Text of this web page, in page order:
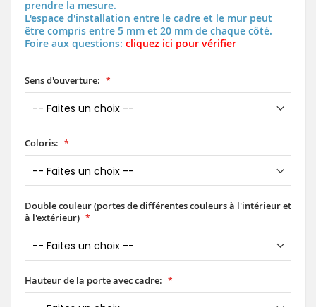
prendre la mesure.
L'espace d'installation entre le cadre et le mur peut
être compris entre 5 mm et 20 mm de chaque côté.
Foire aux questions: cliquez ici pour vérifier
Sens d'ouverture:
Coloris:
Double couleur (portes de différentes couleurs à l'intérieur et
à l'extérieur)
Hauteur de la porte avec cadre: